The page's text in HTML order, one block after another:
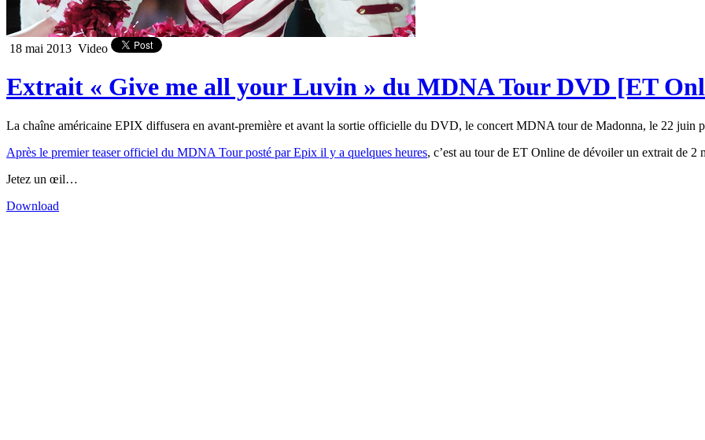
18 mai 2013 Video
Extrait « Give me all your Luvin » du MDNA Tour DVD [ET
La chaîne américaine EPIX diffusera en avant-première et avant la sortie officielle du DVD, le concert MDNA tour de Madonna, le 22 juin
Après le premier teaser officiel du MDNA Tour posté par Epix il y a quelques heures, c’est au tour de ET Online de dévoiler un extrait de
Jetez un œil…
Download